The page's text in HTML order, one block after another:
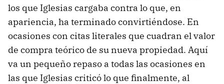
los que Iglesias cargaba contra lo que, en
apariencia, ha terminado convirtiéndose. En
ocasiones con citas literales que cuadran el valor
de compra teórico de su nueva propiedad. Aquí
va un pequeño repaso a todas las ocasiones en
las que Iglesias criticó lo que finalmente, al